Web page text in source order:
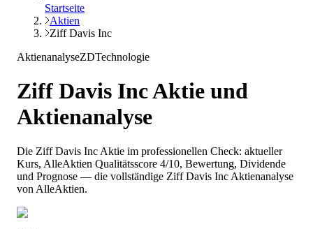
Startseite
Aktien
Ziff Davis Inc
AktienanalyseZDTechnologie
Ziff Davis IncAktie und
Aktienanalyse
Die Ziff Davis Inc Aktie im professionellen Check: aktueller
Kurs, AlleAktien Qualitätsscore 4/10, Bewertung, Dividende
und Prognose — die vollständige Ziff Davis Inc Aktienanalyse
von AlleAktien.